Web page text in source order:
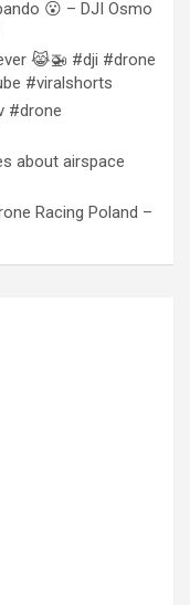
😮 – DJI Osmo
😹🚁 #dji #drone
#viralshorts
#drone
about airspace
Racing Poland –